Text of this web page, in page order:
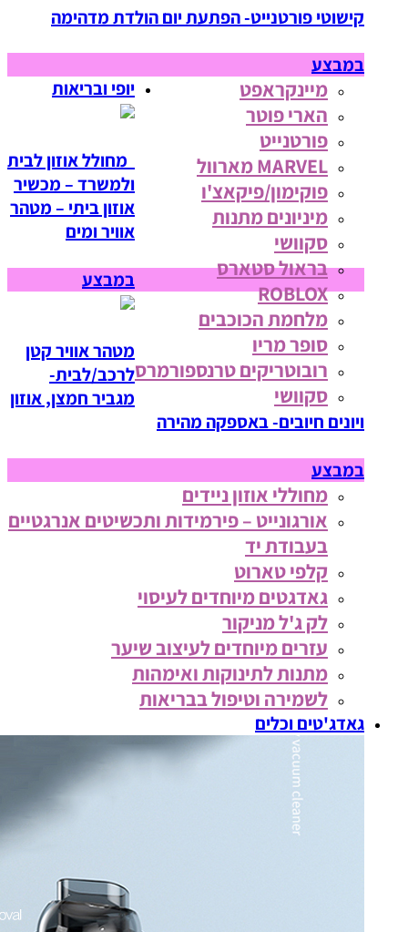
קישוטי פורטנייט- הפתעת יום הולדת מדהימה
במבצע
מיינקראפט
הארי פוטר
פורטנייט
MARVEL מארוול
פוקימון/פיקאצ'ו
מיניונים מתנות
סקוושי
בראול סטארס
ROBLOX
מלחמת הכוכבים
סופר מריו
רובוטריקים טרנספורמרס
סקוושי
יופי ובריאות
מחולל אוזון לבית
ולמשרד – מכשיר
אוזון ביתי – מטהר
אוויר ומים
במבצע
מטהר אוויר קטן
לרכב/לבית-
מגביר חמצן, אוזון
ויונים חיובים- באספקה מהירה
במבצע
מחוללי אוזון ניידים
אורגונייט – פירמידות ותכשיטים אנרגטיים
בעבודת יד
קלפי טארוט
גאדגטים מיוחדים לעיסוי
לק ג'ל מניקור
עזרים מיוחדים לעיצוב שיער
מתנות לתינוקות ואימהות
לשמירה וטיפול בבריאות
גאדג'טים וכלים